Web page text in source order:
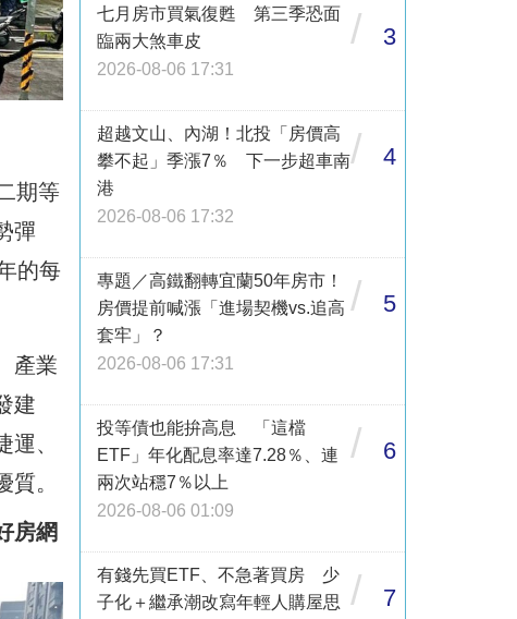
期等
彈
的每
產業
建
、
。
房網
七月房市買氣復甦 第三季恐面
臨兩大煞車皮
2026-08-06 17:31
/ 3
超越文山、內湖！北投「房價高
攀不起」季漲7％ 下一步超車南
港
2026-08-06 17:32
/ 4
專題／高鐵翻轉宜蘭50年房市！
房價提前喊漲「進場契機vs.追高
套牢」？
2026-08-06 17:31
/ 5
投等債也能拚高息 「這檔
ETF」年化配息率達7.28％、連
兩次站穩7％以上
2026-08-06 01:09
/ 6
有錢先買ETF、不急著買房 少
子化＋繼承潮改寫年輕人購屋思
/ 7